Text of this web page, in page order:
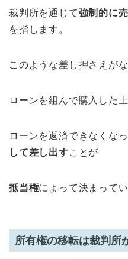
裁判所を通じて強制的に
を指します。
このような差し押さえが
ローンを組んで購入した
ローンを返済できなくな
して差し出すことが
抵当権によって決まって
所有権の移転は裁判所